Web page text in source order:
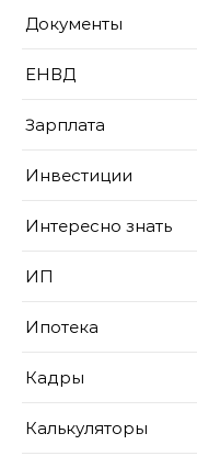
Документы
ЕНВД
Зарплата
Инвестиции
Интересно знать
ИП
Ипотека
Кадры
Калькуляторы